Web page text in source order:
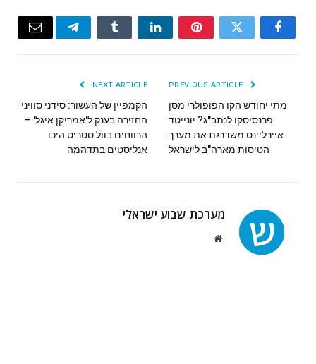
Facebook
Twitter
Pinterest
LinkedIn
Tumblr
Telegram
Email
מתי יחודש הקו הפופולרי מסן
פרנסיסקו לנתב"ג? יונייטד
איירליינס משדרגת את מערך
הטיסות מארה"ב לישראל
NEXT ARTICLE
הקמפיין של העשור: סידני סוויני
החזירה בענק ל'אמריקן איגל' –
הרווחים בוול סטריט היכו
אנליסטים בתדהמה
מערכת שבוע ישראלי
Website